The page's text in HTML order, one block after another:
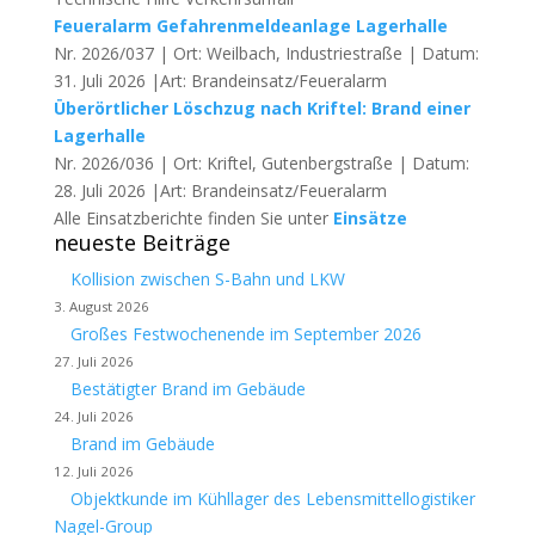
Feueralarm Gefahrenmeldeanlage Lagerhalle
Nr. 2026/037 | Ort: Weilbach, Industriestraße | Datum:
31. Juli 2026 |Art: Brandeinsatz/Feueralarm
Überörtlicher Löschzug nach Kriftel: Brand einer
Lagerhalle
Nr. 2026/036 | Ort: Kriftel, Gutenbergstraße | Datum:
28. Juli 2026 |Art: Brandeinsatz/Feueralarm
Alle Einsatzberichte finden Sie unter Einsätze
neueste Beiträge
Kollision zwischen S-Bahn und LKW
3. August 2026
Großes Festwochenende im September 2026
27. Juli 2026
Bestätigter Brand im Gebäude
24. Juli 2026
Brand im Gebäude
12. Juli 2026
Objektkunde im Kühllager des Lebensmittellogistiker
Nagel-Group